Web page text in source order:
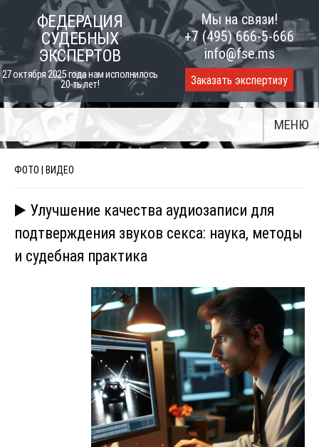
content
ФЕДЕРАЦИЯ
СУДЕБНЫХ
ЭКСПЕРТОВ
27 октября 2025 года нам исполнилось
20-ть лет!
Мы на связи!
+7 (495) 666-5-666
info@fse.ms
Заказать экспертизу
МЕНЮ
ФОТО | ВИДЕО
▶️ Улучшение качества аудиозаписи для
подтверждения звуков секса: наука, методы
и судебная практика